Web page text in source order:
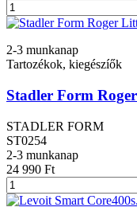
2-3 munkanap
Tartozékok, kiegészíők
Stadler Form
STADLER FORM
ST0254
2-3 munkanap
24 990 Ft